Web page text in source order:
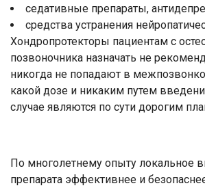
седативные препараты,
средства устранения
Хондропротекторы пациентам с
позвоночника назначать не
никогда не попадают в
какой дозе и никаким путем
случае являются по сути дорогим
По многолетнему опыту локальное
препарата эффективнее и